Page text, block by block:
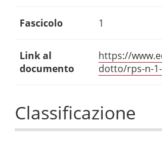
Fascicolo 1
Link al
documento
https://
dotto/rps-n-
Classificazione